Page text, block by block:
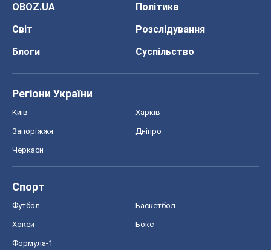
OBOZ.UA
Політика
Світ
Розслідування
Блоги
Суспільство
Регіони України
Київ Харків
Запоріжжя Дніпро
Черкаси
Спорт
Футбол Баскетбол
Хокей Бокс
Формула-1